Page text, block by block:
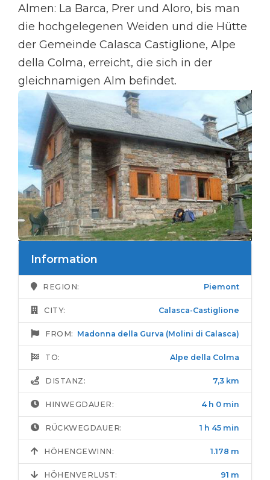
Almen: La Barca, Prer und Aloro, bis man
die hochgelegenen Weiden und die Hütte
der Gemeinde Calasca Castiglione, Alpe
della Colma, erreicht, die sich in der
gleichnamigen Alm befindet.
Information
REGION: Piemont
CITY: Calasca-Castiglione
FROM: Madonna della Gurva (Molini di Calasca)
TO: Alpe della Colma
DISTANZ: 7,3 km
HINWEGDAUER: 4 h 0 min
RÜCKWEGDAUER: 1 h 45 min
HÖHENGEWINN: 1.178 m
HÖHENVERLUST: 91 m